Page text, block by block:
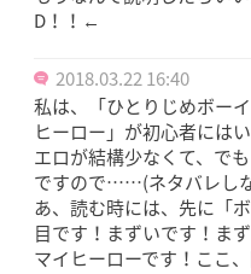
D！！←
2018.03.22 16:40
私は、「ひとりじめボー
ヒーロー」が初心者には
エロが結構少なくて、で
ですので……(ネタバレし
あ、読む時には、先に「
目です！まずいです！ま
マイヒーローです！ここ